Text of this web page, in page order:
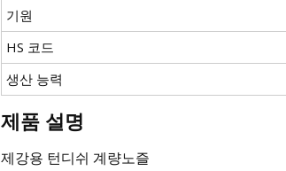
기원
HS 코드
생산 능력
제품 설명
제강용 턴디쉬 계량노즐